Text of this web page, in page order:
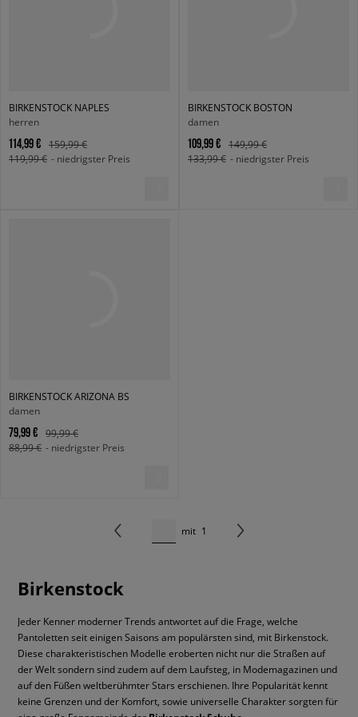
BIRKENSTOCK NAPLES
herren
114,99 €
159,99 €
119,99 € - niedrigster Preis
BIRKENSTOCK BOSTON
damen
109,99 €
149,99 €
133,99 € - niedrigster Preis
BIRKENSTOCK ARIZONA BS
damen
79,99 €
99,99 €
88,99 € - niedrigster Preis
mit 1
Birkenstock
Jeder Kenner moderner Trends antwortet auf die Frage, welche
Pantoletten seit einigen Saisons am populärsten sind, mit Birkenstock.
Diese charakteristischen Modelle eroberten nicht nur die Straßen auf
der Welt sondern sind zudem auf dem Laufsteg, in Modemagazinen und
auf den Füßen weltberühmter Stars erschienen. Ihre Popularität kennt
keine Grenzen und der Komfort, sowie universelle Charakter sorgten für